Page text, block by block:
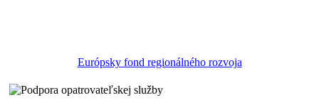
Európsky fond regionálného rozvoja